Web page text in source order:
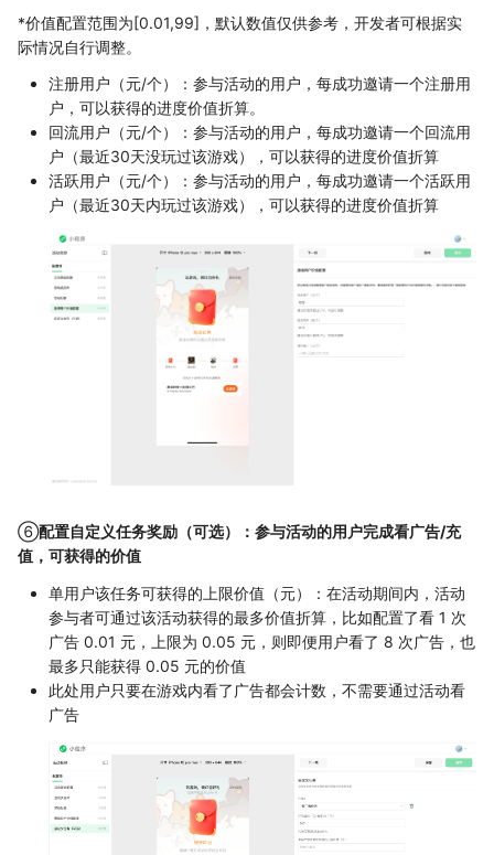
*价值配置范围为[0.01,99]，默认数值仅供参考，开发者可根据实
际情况自行调整。
注册用户（元/个）：参与活动的用户，每成功邀请一个注册用
户，可以获得的进度价值折算。
回流用户（元/个）：参与活动的用户，每成功邀请一个回流用
户（最近30天没玩过该游戏），可以获得的进度价值折算
活跃用户（元/个）：参与活动的用户，每成功邀请一个活跃用
户（最近30天内玩过该游戏），可以获得的进度价值折算
⑥配置自定义任务奖励（可选）：参与活动的用户完成看广告/充
值，可获得的价值
单用户该任务可获得的上限价值（元）：在活动期间内，活动
参与者可通过该活动获得的最多价值折算，比如配置了看 1 次
广告 0.01 元，上限为 0.05 元，则即便用户看了 8 次广告，也
最多只能获得 0.05 元的价值
此处用户只要在游戏内看了广告都会计数，不需要通过活动看
广告